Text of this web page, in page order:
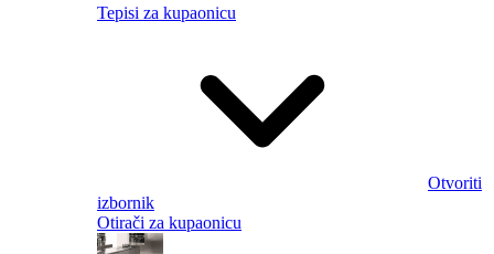
Tepisi za kupaonicu
Otvoriti
izbornik
Otirači za kupaonicu